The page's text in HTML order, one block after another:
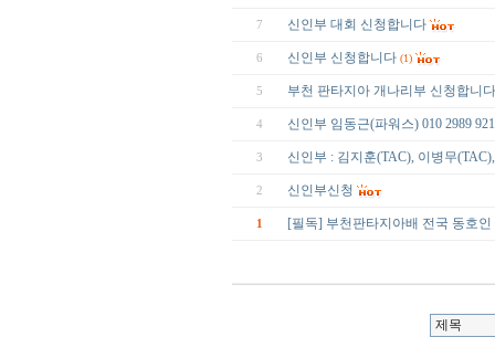
7 신인부 대회 신청합니다
6 신인부 신청합니다 (1)
5 부천 판타지아 개나리부 신청합니다
4 신인부 임동근(파워스) 010 2989
3 신인부 : 김지훈(TAC), 이병무(TAC),
2 신인부신청
1 [필독] 부천판타지아배 전국 동호